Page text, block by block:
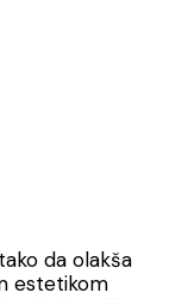
da olakša
estetikom